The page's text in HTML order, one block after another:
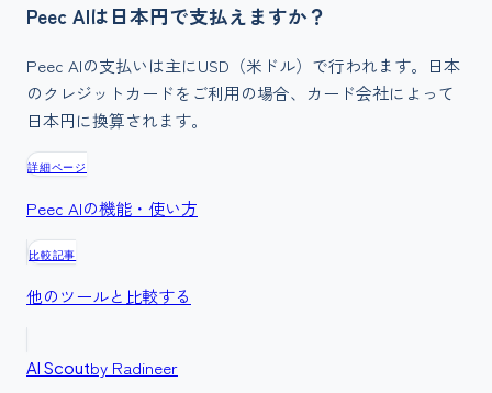
Peec AIは日本円で支払えますか？
Peec AIの支払いは主にUSD（米ドル）で行われます。日本
のクレジットカードをご利用の場合、カード会社によって
日本円に換算されます。
詳細ページ
Peec AIの機能・使い方
比較記事
他のツールと比較する
AI Scoutby Radineer